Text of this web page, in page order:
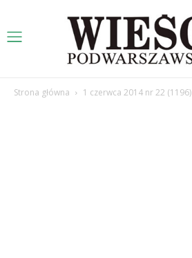
Strona główna 1 czerwca 2014 nr 22 (1196)